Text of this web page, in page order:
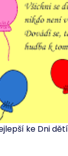
ke Dni